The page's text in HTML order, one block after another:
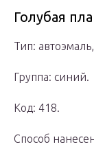
Голубая
Тип:
Группа: синий.
Код: 418.
Способ